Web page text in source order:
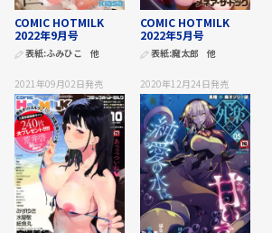
COMIC HOTMILK
2022年9月号
表紙:ふみひこ 他
COMIC HOTMILK
2022年5月号
表紙:魔太郎 他
2021年09月02日発売 2020年12月24日発売